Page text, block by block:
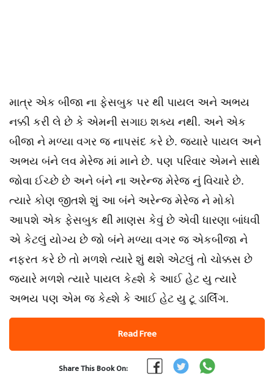
માત્ર એક બીજા ના ફેસબુક પર થી પાયલ અને અભય
નક્કી કરી લે છે કે એમની સગાઇ શક્ય નથી. અને એક
બીજા ને મળ્યા વગર જ નાપસંદ કરે છે. જયારે પાયલ અને
અભય બંને લવ મેરેજ માં માને છે. પણ પરિવાર એમને સાથે
જોવા ઈચ્છે છે અને બંને ના અરેન્જ મેરેજ નું વિચારે છે.
ત્યારે કોણ જીતશે શું આ બંને અરેન્જ મેરેજ ને મોકો
આપશે એક ફેસબુક થી માણસ કેવું છે એવી ધારણા બાંધવી
એ કેટલું યોગ્ય છે જો બંને મળ્યા વગર જ એકબીજા ને
નફરત કરે છે તો મળશે ત્યારે શું થશે એટલું તો ચોક્કસ છે
જયારે મળશે ત્યારે પાયલ કેહ્શે કે આઈ હેટ યુ ત્યારે
અભય પણ એમ જ કેહ્શે કે આઈ હેટ યુ ટૂ ડાર્લિંગ.
Read Free
Share This Book On: